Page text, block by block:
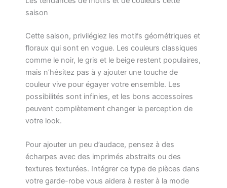
saison
Cette saison, privilégiez les motifs géométriques et
floraux qui sont en vogue. Les couleurs classiques
comme le noir, le gris et le beige restent populaires,
mais n’hésitez pas à y ajouter une touche de
couleur vive pour égayer votre ensemble. Les
possibilités sont infinies, et les bons accessoires
peuvent complètement changer la perception de
votre look.
Pour ajouter un peu d’audace, pensez à des
écharpes avec des imprimés abstraits ou des
textures texturées. Intégrer ce type de pièces dans
votre garde-robe vous aidera à rester à la mode